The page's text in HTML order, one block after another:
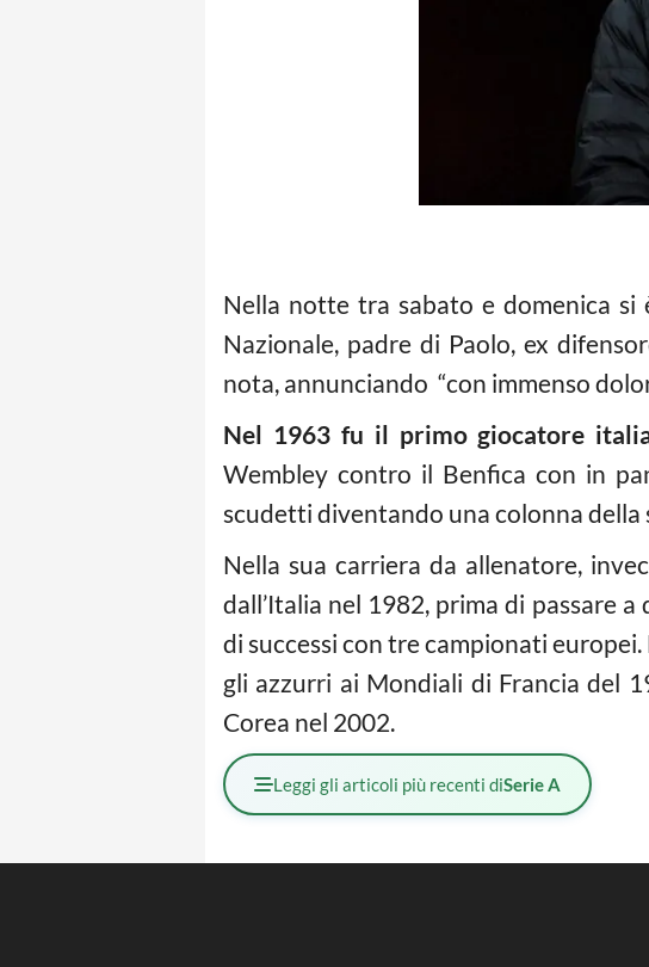
Nella notte tra sabato e domenica
Nazionale, padre di Paolo, ex
nota, annunciando “con immenso
Nel 1963 fu il primo giocatore
Wembley contro il Benfica con in
scudetti diventando una colonna della
Nella sua carriera da allenatore,
dall’Italia nel 1982, prima di passare
di successi con tre campionati
gli azzurri ai Mondiali di Francia del
Corea nel 2002.
Leggi gli articoli più recenti diSerie A